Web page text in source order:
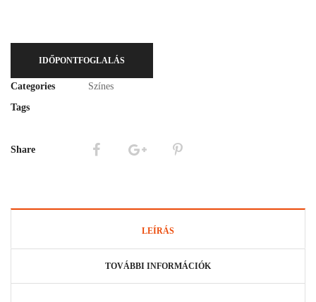
IDŐPONTFOGLALÁS
Categories
Színes
Tags
Share
LEÍRÁS
TOVÁBBI INFORMÁCIÓK